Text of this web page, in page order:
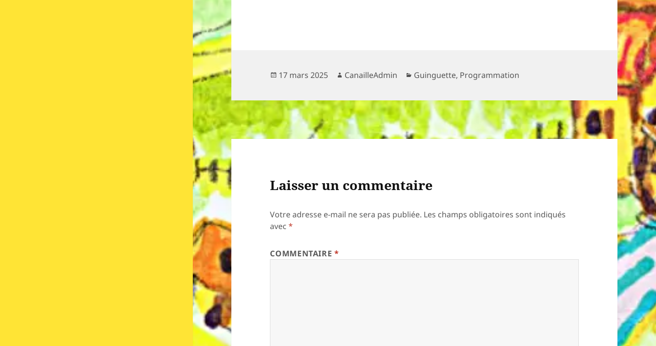
Publié
17 mars 2025 Auteur
CanailleAdmin Catégories
Guinguette, Programmation
Laisser un commentaire
Votre adresse e-mail ne sera pas publiée. Les champs obligatoires sont indiqués
avec*
COMMENTAIRE*